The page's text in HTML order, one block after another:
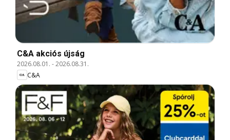
C&A akciós újság
2026.08.01. -2026.08.31.
C&A